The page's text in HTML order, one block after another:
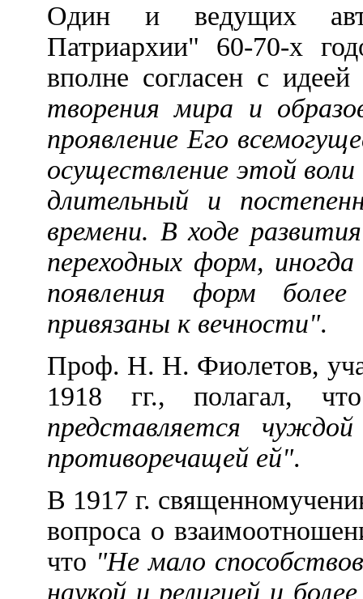
Один и ведущих
Патриархии" 60-70-х
вполне согласен с
творения мира и
проявление Его
осуществление этой
длительный и
времени. В ходе
переходных форм,
появления форм
привязаны к вечности".
Проф. Н. Н. Фиолетов,
1918 гг., полагал,
представляется
противоречащей ей".
В 1917 г.
вопроса о
что "Не мало
наукой и религией и